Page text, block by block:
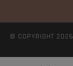
© COPYRIGHT